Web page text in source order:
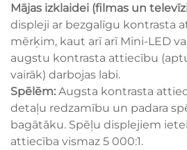
Mājas izklaidei (filmas un
displeji ar bezgalīgu kontrasta
mērķim, kaut arī arī Mini-LED
augstu kontrasta attiecību
vairāk) darbojas labi.
Spēlēm: Augsta kontrasta
detaļu redzamību un padara
bagātāku. Spēļu displejiem
attiecība vismaz 5 000:1.